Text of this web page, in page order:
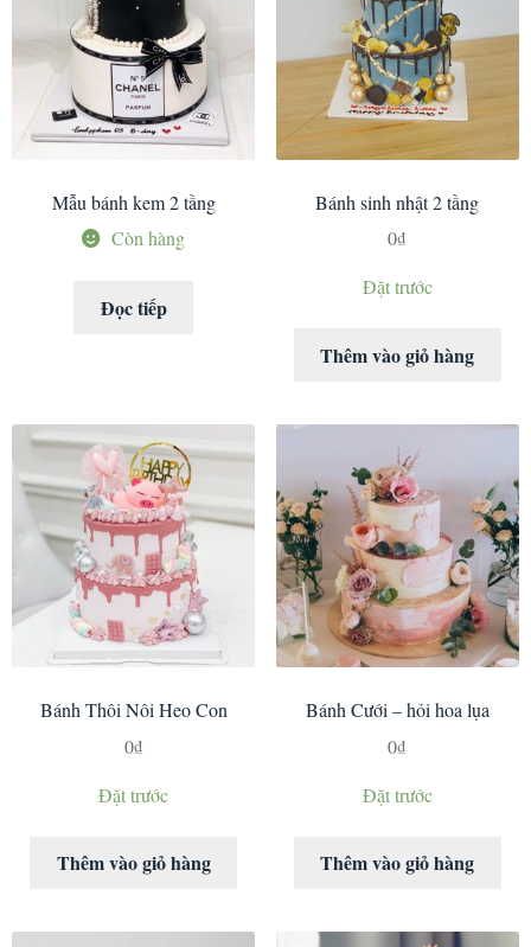
Mẫu bánh kem 2 tầng
Còn hàng
Đọc tiếp
Bánh sinh nhật 2 tầng
0₫
Đặt trước
Thêm vào giỏ hàng
Bánh Thôi Nôi Heo Con
0₫
Đặt trước
Thêm vào giỏ hàng
Bánh Cưới – hỏi hoa lụa
0₫
Đặt trước
Thêm vào giỏ hàng